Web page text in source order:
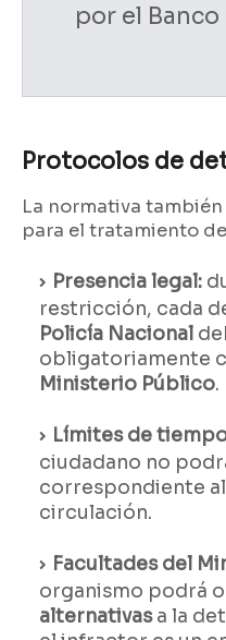
por el
Protocolos de
La normativa
para el tratamiento
Presencia legal:
restricción, cada
Policía Nacional
obligatoriamente
Ministerio Público.
Límites de
ciudadano no
correspondiente al
circulación.
Facultades del
organismo podrá
alternativasa la